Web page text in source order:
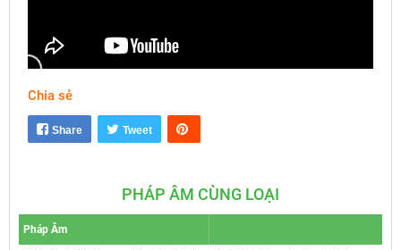
Chia sẻ
Share Tweet
PHÁP ÂM CÙNG LOẠI
Pháp Âm